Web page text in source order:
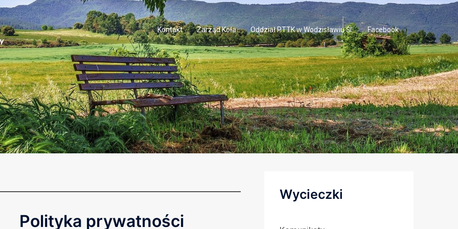
Kontakt Zarząd Koła Oddział PTTK w Wodzisławiu Śl. Facebook
Polityka prywatności
Wycieczki